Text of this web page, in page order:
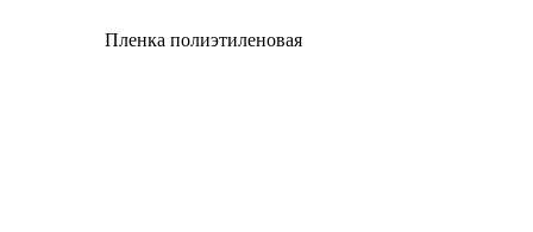
Пленка полиэтиленовая